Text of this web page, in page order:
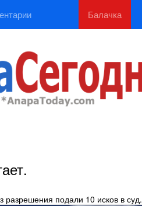
Балачка
разрешения подали 10 исков в суд.